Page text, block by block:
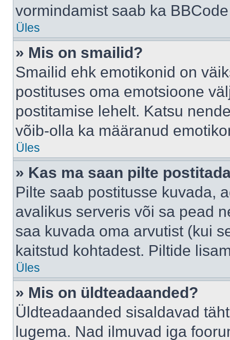
vormindamist saab ka
Üles
» Mis on smailid?
Smailid ehk emotikonid on
postituses oma emotsioone
postitamise lehelt. Katsu
võib-olla ka määranud
Üles
» Kas ma saan pilte
Pilte saab postitusse kuvada,
avalikus serveris või sa pead
saa kuvada oma arvutist (kui
kaitstud kohtadest. Piltide
Üles
» Mis on üldteadaanded?
Üldteadaanded sisaldavad
lugema. Nad ilmuvad iga